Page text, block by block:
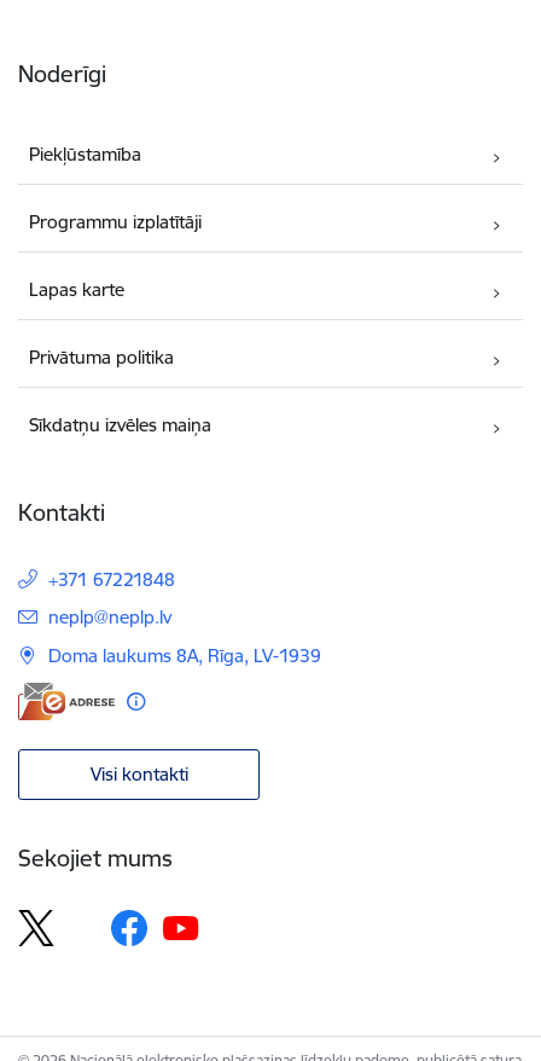
Noderīgi
Piekļūstamība
Programmu izplatītāji
Lapas karte
Privātuma politika
Sīkdatņu izvēles maiņa
Kontakti
+371 67221848
E-pasts:
neplp@neplp.lv
Doma laukums 8A, Rīga, LV-1939
Visi kontakti
Sekojiet mums